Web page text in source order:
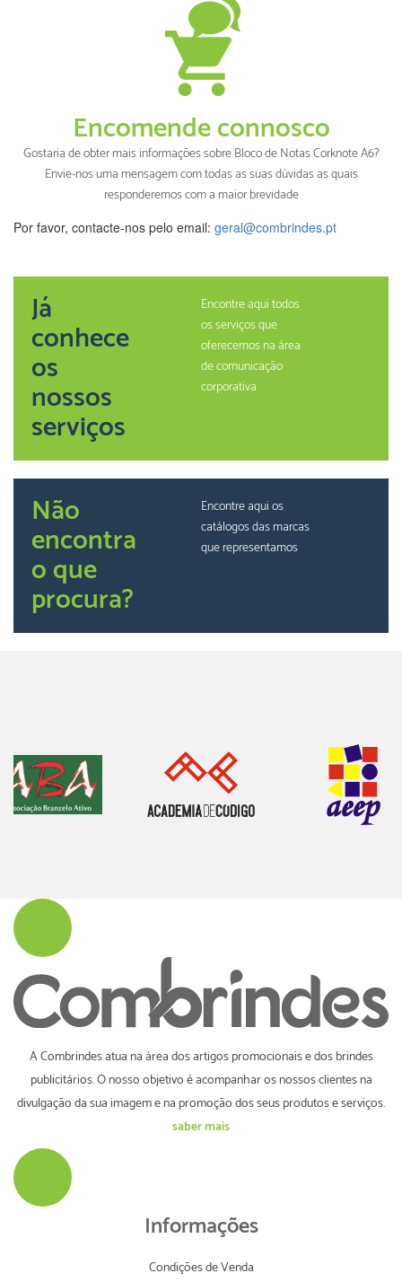
Encomende connosco
Gostaria de obter mais informações sobre Bloco de Notas Corknote A6?
Envie-nos uma mensagem com todas as suas dúvidas as quais
responderemos com a maior brevidade
Por favor, contacte-nos pelo email: geral@combrindes.pt
Já
conhece
os
nossos
serviços
Encontre aqui todos
os serviços que
oferecemos na àrea
de comunicação
corporativa
Não
encontra
o que
procura?
Encontre aqui os
catálogos das marcas
que representamos
A Combrindes atua na área dos artigos promocionais e dos brindes
publicitários. O nosso objetivo é acompanhar os nossos clientes na
divulgação da sua imagem e na promoção dos seus produtos e serviços.
saber mais
Informações
Condições de Venda